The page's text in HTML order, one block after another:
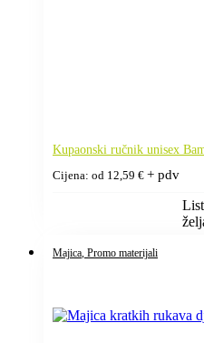
Kupaonski ručnik unisex
Cijena: od 12,59 € + pdv
Majica, Promo materijali